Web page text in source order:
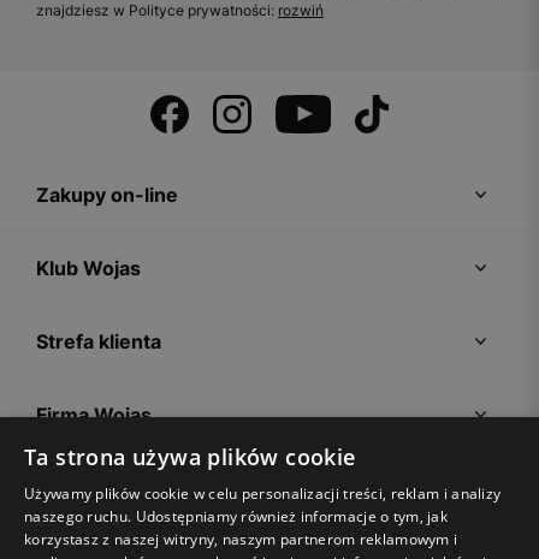
znajdziesz w Polityce prywatności: rozwiń
Zakupy on-line
Klub Wojas
Strefa klienta
Firma Wojas
Porady
Ta strona używa plików cookie
Używamy plików cookie w celu personalizacji treści, reklam i analizy
naszego ruchu. Udostępniamy również informacje o tym, jak
korzystasz z naszej witryny, naszym partnerom reklamowym i